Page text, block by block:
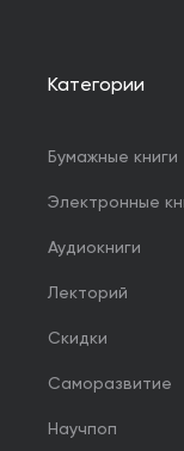
Категории
Бумажные книги
Электронные
Аудиокниги
Лекторий
Скидки
Саморазвитие
Научпоп